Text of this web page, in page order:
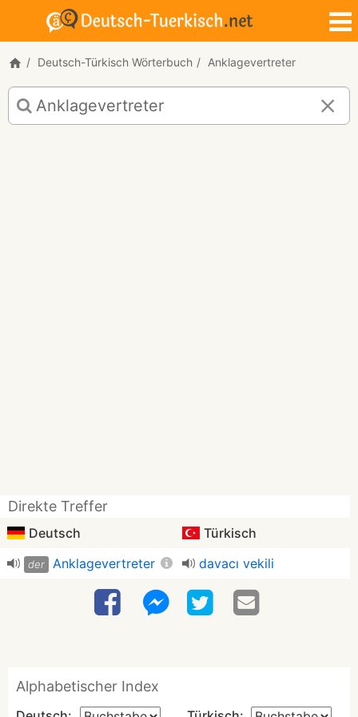
Deutsch-Türkisch Wörterbuch Anklagevertreter
Deutsch-
Türkisch
Übersetzung
Direkte Treffer
Deutsch Türkisch
der Anklagevertreter davacı vekili
Alphabetischer Index